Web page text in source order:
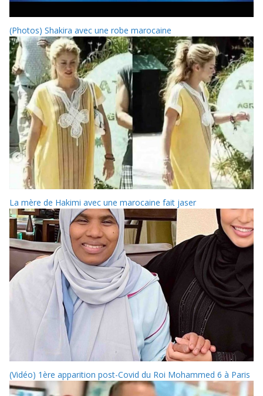
(Photos) Shakira avec une robe marocaine
La mère de Hakimi avec une marocaine fait jaser
(Vidéo) 1ère apparition post-Covid du Roi Mohammed 6 à Paris